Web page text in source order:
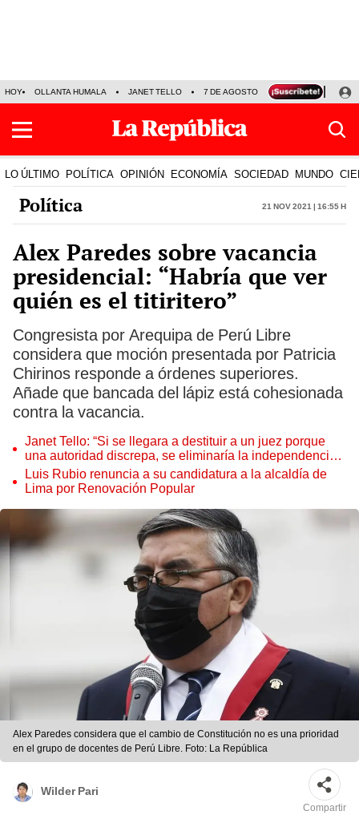
HOY OLLANTA HUMALA JANET TELLO 7 DE AGOSTO TINKA RESULTADOS
LO ÚLTIMO POLÍTICA OPINIÓN ECONOMÍA SOCIEDAD MUNDO
Política 21 Nov 2021 | 16:55 h
Alex Paredes sobre vacancia
presidencial: “Habría que ver
quién es el titiritero”
Congresista por Arequipa de Perú Libre
considera que moción presentada por Patricia
Chirinos responde a órdenes superiores.
Añade que bancada del lápiz está cohesionada
contra la vacancia.
Janet Tello: “Si se llegara a destituir a un juez porque
una autoridad discrepa, se eliminaría la independencia
judicial”
Luis Rubio renuncia a su candidatura a la alcaldía de
Lima por Renovación Popular
Alex Paredes considera que el cambio de Constitución no es una prioridad
en el grupo de docentes de Perú Libre. Foto: La República
Wilder Pari
Compartir